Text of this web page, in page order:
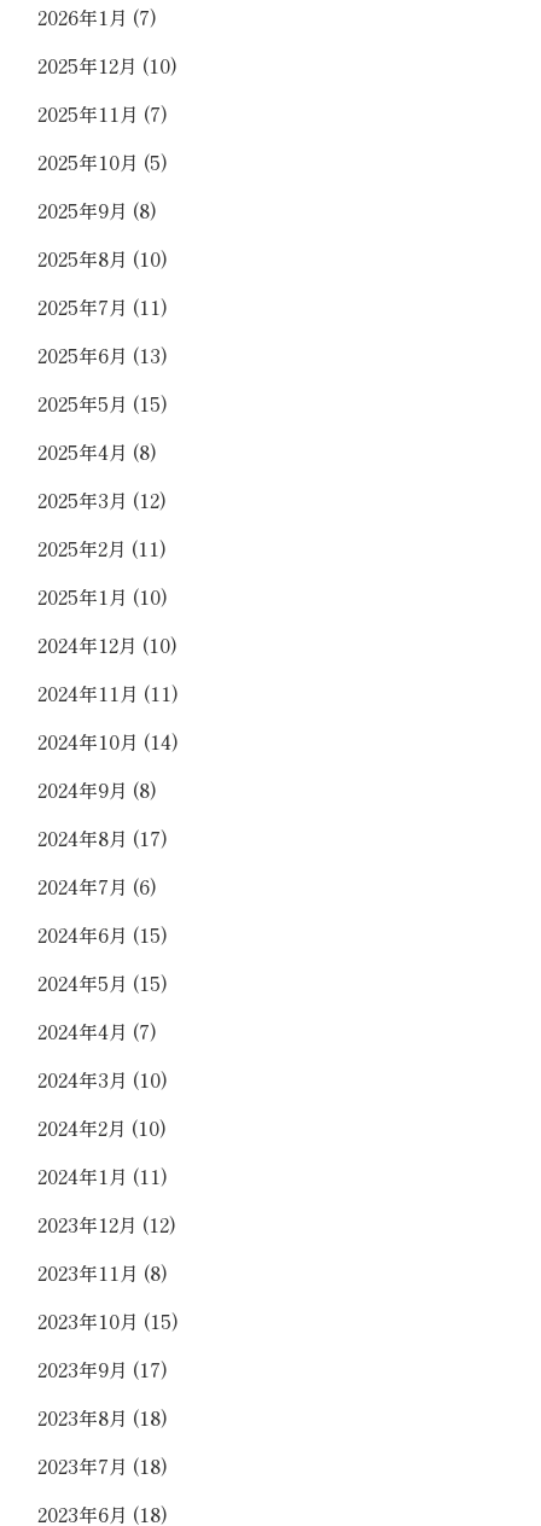
2026年1月 (7)
2025年12月 (10)
2025年11月 (7)
2025年10月 (5)
2025年9月 (8)
2025年8月 (10)
2025年7月 (11)
2025年6月 (13)
2025年5月 (15)
2025年4月 (8)
2025年3月 (12)
2025年2月 (11)
2025年1月 (10)
2024年12月 (10)
2024年11月 (11)
2024年10月 (14)
2024年9月 (8)
2024年8月 (17)
2024年7月 (6)
2024年6月 (15)
2024年5月 (15)
2024年4月 (7)
2024年3月 (10)
2024年2月 (10)
2024年1月 (11)
2023年12月 (12)
2023年11月 (8)
2023年10月 (15)
2023年9月 (17)
2023年8月 (18)
2023年7月 (18)
2023年6月 (18)